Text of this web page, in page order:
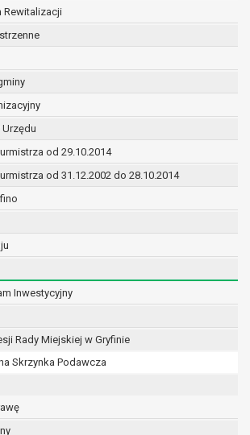
Rewitalizacji
Urzędu
od 29.10.2014
od 31.12.2002 do 28.10.2014
Inwestycyjny
Rady Miejskiej w Gryfinie
Skrzynka Podawcza
a także obowiązków i
zleconych przez instytucje
wobec Gminy;
i realizacji umów;
żywotnych interesów osoby, której
zadania realizowanego w
publicznym lub w ramach
władzy publicznej
administratorowi;
przypadkach dane osobowe
są wyłącznie na podstawie
udzielonej zgody w zakresie i celu
w treści zgody.
z przetwarzaniem danych w celu
w pkt. 3, dane osobowe mogą być
innym upoważnionym odbiorcom lub
odbiorców danych osobowych.
mogą być:
które przetwarzają dane
w imieniu administratora na